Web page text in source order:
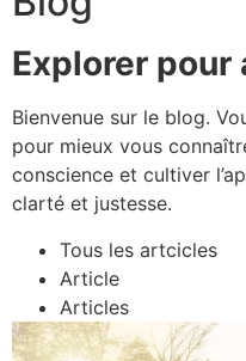
Explorer pour
Bienvenue sur le blog.
pour mieux vous
conscience et cultiver
clarté et justesse.
Tous les artcicles
Article
Articles